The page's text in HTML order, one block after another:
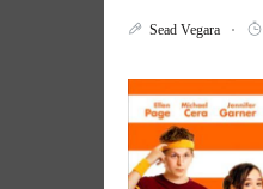
Sead Vegara